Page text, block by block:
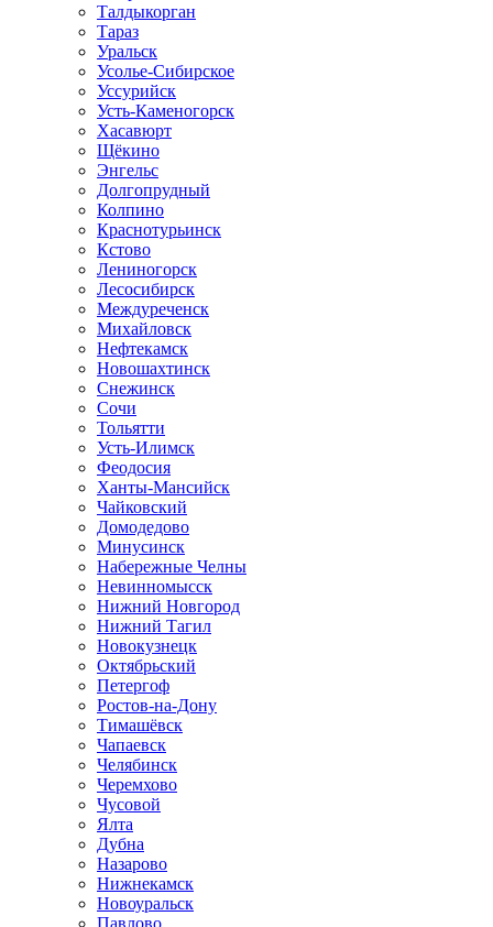
Талдыкорган
Тараз
Уральск
Усолье-Сибирское
Уссурийск
Усть-Каменогорск
Хасавюрт
Щёкино
Энгельс
Долгопрудный
Колпино
Краснотурьинск
Кстово
Лениногорск
Лесосибирск
Междуреченск
Михайловск
Нефтекамск
Новошахтинск
Снежинск
Сочи
Тольятти
Усть-Илимск
Феодосия
Ханты-Мансийск
Чайковский
Домодедово
Минусинск
Набережные Челны
Невинномысск
Нижний Новгород
Нижний Тагил
Новокузнецк
Октябрьский
Петергоф
Ростов-на-Дону
Тимашёвск
Чапаевск
Челябинск
Черемхово
Чусовой
Ялта
Дубна
Назарово
Нижнекамск
Новоуральск
Павлово